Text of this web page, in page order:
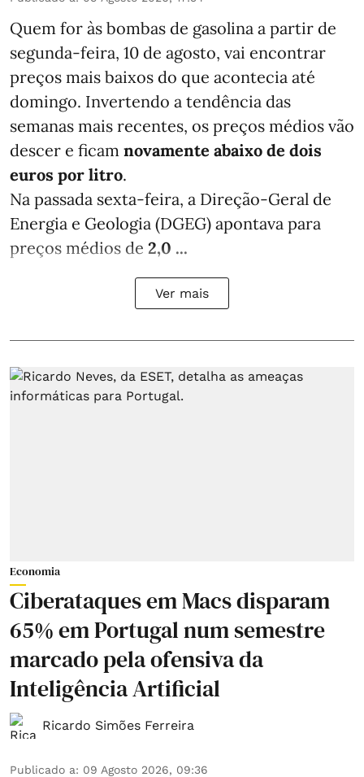
Quem for às bombas de gasolina a partir de
segunda-feira, 10 de agosto, vai encontrar
preços mais baixos do que acontecia até
domingo. Invertendo a tendência das
semanas mais recentes, os preços médios vão
descer e ficam novamente abaixo de dois
euros por litro.
Na passada sexta-feira, a Direção-Geral de
Energia e Geologia (DGEG) apontava para
preços médios de 2,0 ...
Ver mais
Economia
Ciberataques em Macs disparam
65% em Portugal num semestre
marcado pela ofensiva da
Inteligência Artificial
Ricardo Simões Ferreira
Publicado a: 09 Agosto 2026, 09:36